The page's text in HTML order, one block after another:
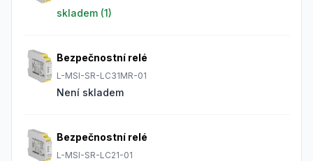
skladem (1)
Bezpečnostní relé
L-MSI-SR-LC31MR-01
Není skladem
Bezpečnostní relé
L-MSI-SR-LC21-01